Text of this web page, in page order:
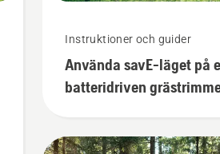
Instruktioner och guider
Använda savE-läget på
batteridriven